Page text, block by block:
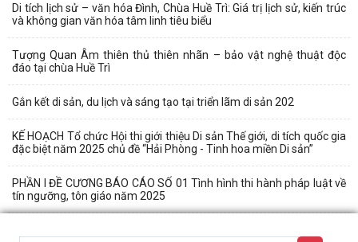
Di tích lịch sử – văn hóa Đình, Chùa Huề Trì: Giá trị lịch sử, kiến trúc
và không gian văn hóa tâm linh tiêu biểu
Tượng Quan Âm thiên thủ thiên nhãn – bảo vật nghệ thuật độc
đáo tại chùa Huề Trì
Gắn kết di sản, du lịch và sáng tạo tại triển lãm di sản 202
KẾ HOẠCH Tổ chức Hội thi giới thiệu Di sản Thế giới, di tích quốc gia
đặc biệt năm 2025 chủ đề “Hải Phòng - Tinh hoa miền Di sản”
PHẦN I ĐỀ CƯƠNG BÁO CÁO SỐ 01 Tình hình thi hành pháp luật về
tín ngưỡng, tôn giáo năm 2025